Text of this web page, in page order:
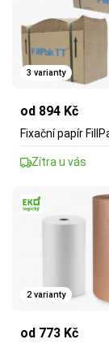
3 varianty
od 894 Kč
Fixační papír
Zítra u vás
2 varianty
od 773 Kč